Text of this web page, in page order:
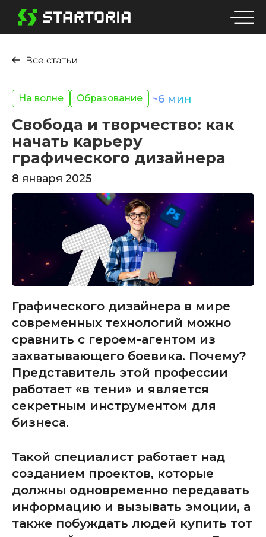
На волне Образование ~6 мин
Свобода и творчество: как
начать карьеру
графического дизайнера
8 января 2025
Графического дизайнера в мире
современных технологий можно
сравнить с героем-агентом из
захватывающего боевика. Почему?
Представитель этой профессии
работает «в тени» и является
секретным инструментом для
бизнеса.
Такой специалист работает над
созданием проектов, которые
должны одновременно передавать
информацию и вызывать эмоции, а
также побуждать людей купить тот